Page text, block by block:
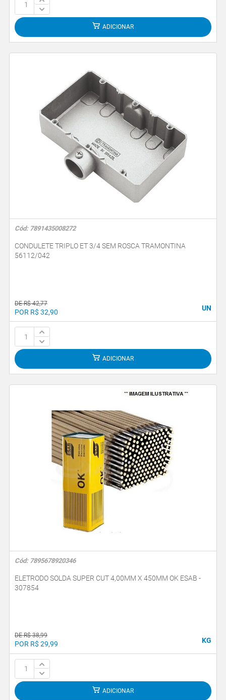
ADICIONAR
Cód: 7891435008272
CONDULETE TRIPLO ET 3/4 SEM ROSCA TRAMONTINA
56112/042
DE R$ 42,77
POR R$ 32,90 UN
ADICIONAR
Cód: 7895678920346
ELETRODO SOLDA SUPER CUT 4,00MM X 450MM OK ESAB -
307854
DE R$ 38,99
POR R$ 29,99 KG
ADICIONAR